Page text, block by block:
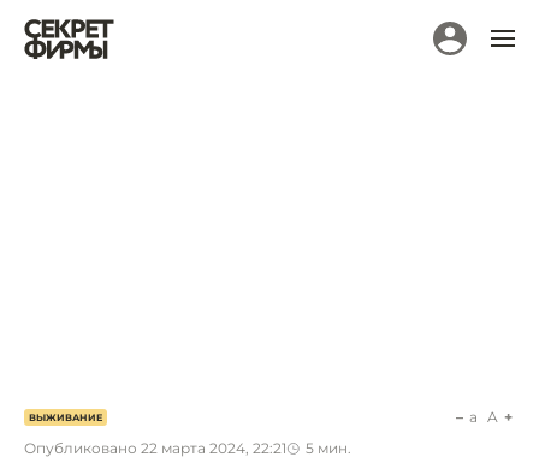
ВЫЖИВАНИЕ
Опубликовано 22 марта 2024, 22:21 5 мин.
a A